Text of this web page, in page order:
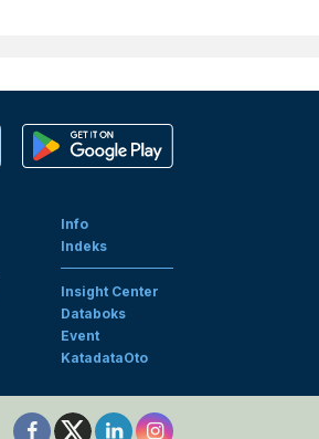
Info
Indeks
Insight Center
Databoks
Event
KatadataOto